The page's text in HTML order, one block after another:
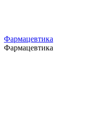
Фармацевтика
Фармацевтика